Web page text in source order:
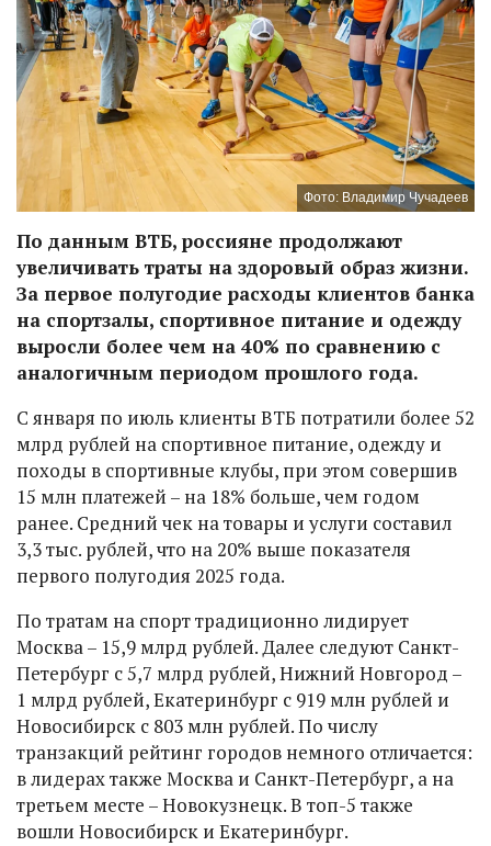
Фото: Владимир Чучадеев
По данным ВТБ, россияне продолжают
увеличивать траты на здоровый образ жизни.
За первое полугодие расходы клиентов банка
на спортзалы, спортивное питание и одежду
выросли более чем на 40% по сравнению с
аналогичным периодом прошлого года.
С января по июль клиенты ВТБ потратили более 52
млрд рублей на спортивное питание, одежду и
походы в спортивные клубы, при этом совершив
15 млн платежей – на 18% больше, чем годом
ранее. Средний чек на товары и услуги составил
3,3 тыс. рублей, что на 20% выше показателя
первого полугодия 2025 года.
По тратам на спорт традиционно лидирует
Москва – 15,9 млрд рублей. Далее следуют Санкт-
Петербург с 5,7 млрд рублей, Нижний Новгород –
1 млрд рублей, Екатеринбург с 919 млн рублей и
Новосибирск с 803 млн рублей. По числу
транзакций рейтинг городов немного отличается:
в лидерах также Москва и Санкт-Петербург, а на
третьем месте – Новокузнецк. В топ-5 также
вошли Новосибирск и Екатеринбург.